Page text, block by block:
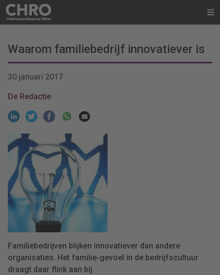
Waarom familiebedrijf innovatiever is
30 januari 2017
De Redactie
Familiebedrijven blijken innovatiever dan andere
organisaties. Het familie-gevoel in de bedrijfscultuur
draagt daar flink aan bij.